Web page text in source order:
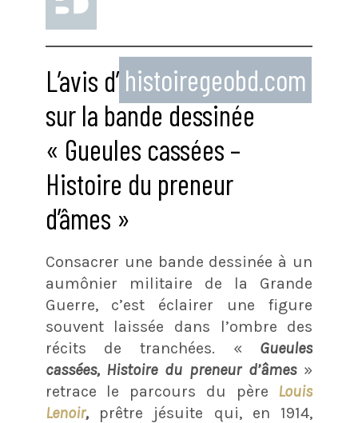
L’avis d’ histoiregeobd.com
sur la bande dessinée
« Gueules cassées –
Histoire du preneur
d’âmes »
Consacrer une bande dessinée à un
aumônier militaire de la Grande
Guerre, c’est éclairer une figure
souvent laissée dans l’ombre des
récits de tranchées. « Gueules
cassées, Histoire du preneur d’âmes»
retrace le parcours du père Louis
Lenoir,prêtre jésuite qui, en 1914,